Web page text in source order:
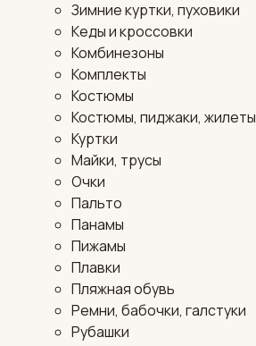
Зимние куртки, пуховики
Кеды и кроссовки
Комбинезоны
Комплекты
Костюмы
Костюмы, пиджаки, жилеты
Куртки
Майки, трусы
Очки
Пальто
Панамы
Пижамы
Плавки
Пляжная обувь
Ремни, бабочки, галстуки
Рубашки